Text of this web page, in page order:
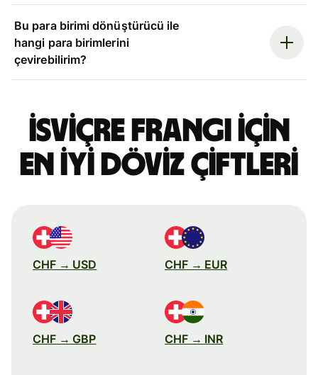
Bu para birimi dönüştürücü ile
hangi para birimlerini
çevirebilirim?
İsviçre frangı için
en iyi döviz çiftleri
CHF → USD CHF → EUR
CHF → GBP CHF → INR